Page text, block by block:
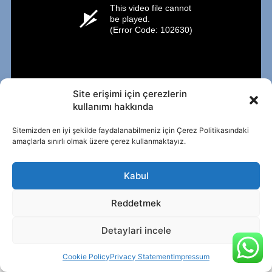
Site erişimi için çerezlerin
kullanımı hakkında
Sitemizden en iyi şekilde faydalanabilmeniz için Çerez Politikasındaki
amaçlarla sınırlı olmak üzere çerez kullanmaktayız.
Kabul
Reddetmek
Detaylari incele
Cookie PolicyPrivacy StatementImpressum
Her hakkı saklıdır. KVKK